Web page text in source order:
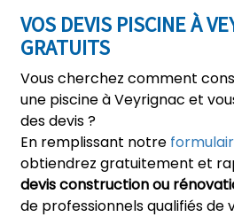
VOS DEVIS PISCINE À
GRATUITS
Vous cherchez comment
une piscine à Veyrignac et
des devis ?
En remplissant notre
obtiendrez gratuitement et
devis construction ou
de professionnels qualifiés de